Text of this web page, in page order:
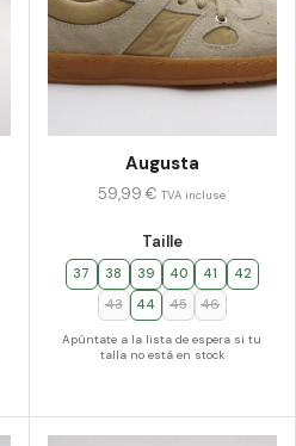
Augusta
Taille
37 38 39 40 41
42
43
44 45 46
Apúntate a la lista de espera si tu
talla no está en stock
59,99€ TVA incluse